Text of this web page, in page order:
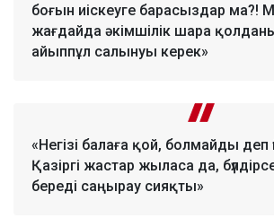
боғын иіскеуге барасыздар ма?!
жағдайда әкімшілік шара
айыппұл салынуы керек»
«Негізі балаға қой, болмайды деп
Қазіргі жастар жыласа да,
береді саңырау сияқты»